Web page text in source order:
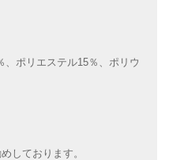
ポリエステル15％、ポリウ
しております。